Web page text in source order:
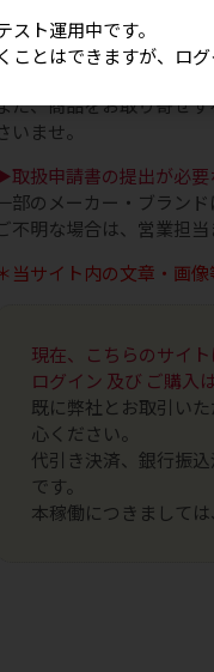
＊欠品・終売について
た、商品をお取り寄せ
いませ。
取扱申請書の提出が必
部のメーカー・ブラン
不明な場合は、営業担
当サイト内の文章・画
現在、こちらのサイト
ログイン 及び ご購入
既に弊社とお取引い
心ください。
代引き決済、銀行振
です。
本稼働につきまして
ト運用中です。
ことはできますが、ロ